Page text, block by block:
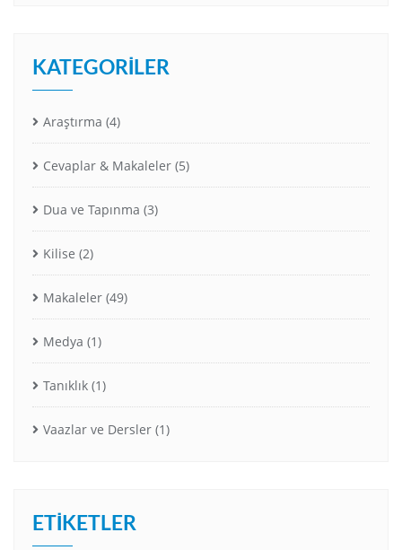
KATEGORILER
Araştırma (4)
Cevaplar & Makaleler (5)
Dua ve Tapınma (3)
Kilise (2)
Makaleler (49)
Medya (1)
Tanıklık (1)
Vaazlar ve Dersler (1)
ETIKETLER